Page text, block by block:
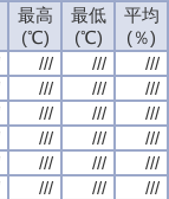
最高
(℃)
最低
(℃)
平均
(％)
/// ///
///
/// ///
///
/// ///
///
/// ///
///
/// ///
///
/// ///
///